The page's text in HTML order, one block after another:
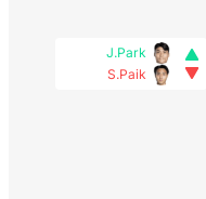
J.Park
S.Paik